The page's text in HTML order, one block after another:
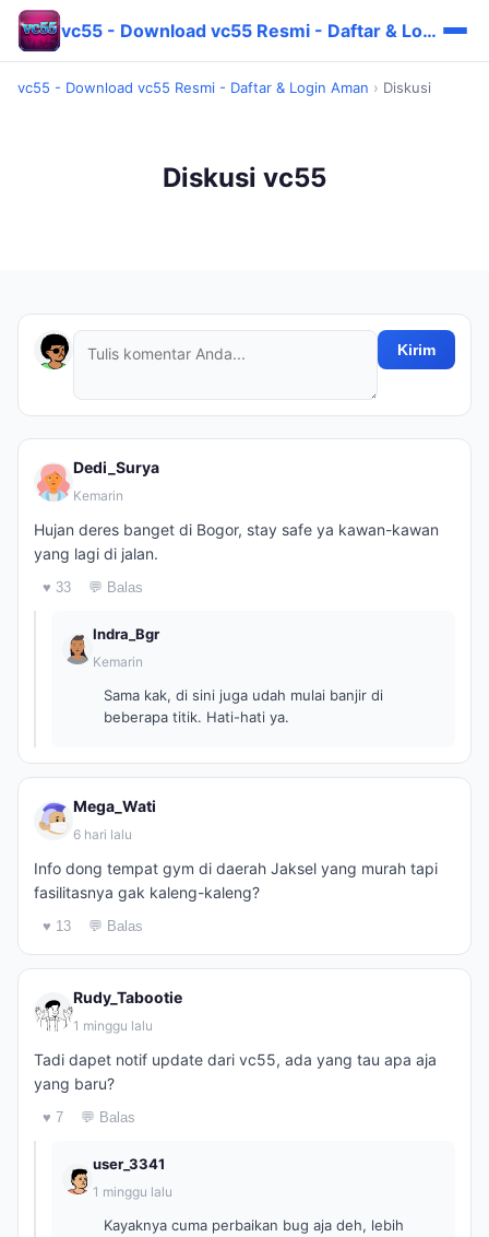
vc55 - Download vc55 Resmi - Daftar & Login Aman
vc55 - Download vc55 Resmi - Daftar & Login Aman › Diskusi
Diskusi vc55
Kirim
Dedi_Surya
Kemarin
Hujan deres banget di Bogor, stay safe ya kawan-kawan
yang lagi di jalan.
♥ 33 💬 Balas
Indra_Bgr
Kemarin
Sama kak, di sini juga udah mulai banjir di
beberapa titik. Hati-hati ya.
Mega_Wati
6 hari lalu
Info dong tempat gym di daerah Jaksel yang murah tapi
fasilitasnya gak kaleng-kaleng?
♥ 13 💬 Balas
Rudy_Tabootie
1 minggu lalu
Tadi dapet notif update dari vc55, ada yang tau apa aja
yang baru?
♥ 7 💬 Balas
user_3341
1 minggu lalu
Kayaknya cuma perbaikan bug aja deh, lebih